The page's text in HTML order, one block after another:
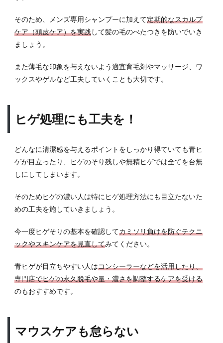
そのため、メンズ専用シャンプーに加えて定期的なスカルプ
ケア（頭皮ケア）を実践して髪の毛のべたつきを防いでいき
ましょう。
また薄毛な印象を与えないよう適宜育毛剤やマッサージ、ワ
ックスやゲルなど工夫していくことも大切です。
ヒゲ処理にも工夫を！
どんなに清潔感を与えるポイントをしっかり得ていても青ヒ
ゲが目立ったり、ヒゲのそり残しや無精ヒゲでは全てを台無
しにしてしまいます。
そのためヒゲの濃い人は特にヒゲ処理方法にも目立たないた
めの工夫を施していきましょう。
今一度ヒゲそりの基本を確認してカミソリ負けを防ぐテクニ
ックやスキンケアを見直してみてください。
青ヒゲが目立ちやすい人はコンシーラーなどを活用したり、
専門店でヒゲの永久脱毛や量・濃さを調整するケアを受ける
のもおすすめです。
マウスケアも怠らない